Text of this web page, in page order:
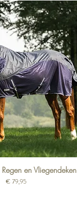
en Vliegendeken
Prijs
€ 79,95